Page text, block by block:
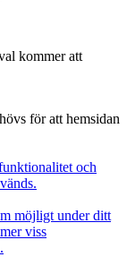
kommer att
för att hemsidan
och
möjligt under ditt
viss